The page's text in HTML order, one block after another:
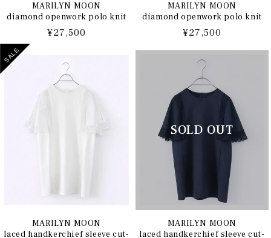
MARILYN MOON
diamond openwork polo knit
通
¥27,500
MARILYN MOON
diamond openwork polo knit
通
常
¥27,500
SALE
MARILYN MOON
laced handkerchief sleeve cut-
MARILYN MOON
laced handkerchief sleeve cut-